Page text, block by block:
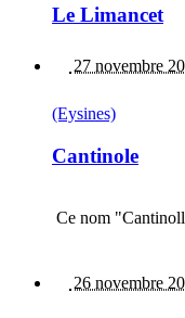
Le Limancet
27 novembre
(Eysines)
Cantinole
Ce nom
26 novembre